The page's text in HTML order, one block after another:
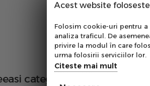
categorie
Acest website
Folosim cookie-uri pentru
analiza traficul. De
privire la modul în care
urma folosirii serviciilor lor.
Citeste mai mult
pentru